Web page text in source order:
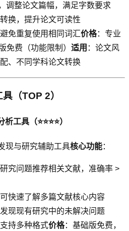
调整论文篇幅，满足字数要求
换，提升论文可读性
免重复使用相同词汇价格：专业
免费（功能限制） 适用 ：论文风
、不同学科论文转换
（TOP 2）
工具（⭐⭐⭐⭐）
现与研究辅助工具核心功能：
究问题推荐相关文献，准确率 >
快速了解多篇文献核心内容
现现有研究中的未解决问题
持多种格式价格：基础版免费，